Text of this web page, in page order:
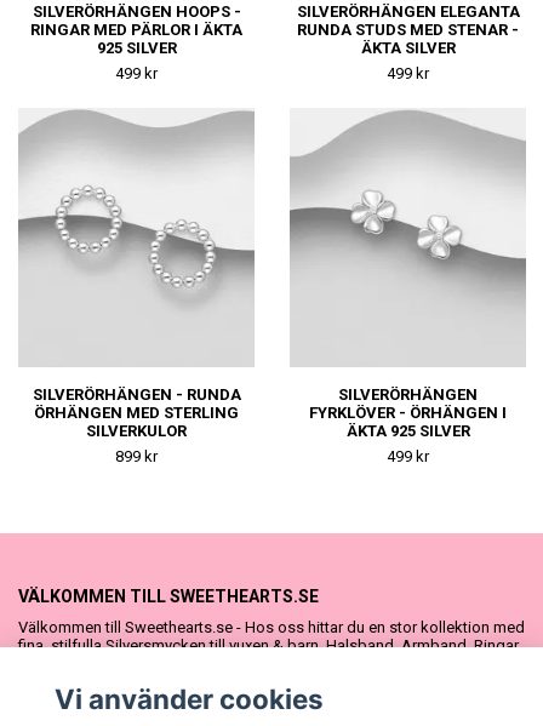
SILVERÖRHÄNGEN HOOPS -
RINGAR MED PÄRLOR I ÄKTA
925 SILVER
499 kr
SILVERÖRHÄNGEN ELEGANTA
RUNDA STUDS MED STENAR -
ÄKTA SILVER
499 kr
SILVERÖRHÄNGEN - RUNDA
ÖRHÄNGEN MED STERLING
SILVERKULOR
899 kr
SILVERÖRHÄNGEN
FYRKLÖVER - ÖRHÄNGEN I
ÄKTA 925 SILVER
499 kr
VÄLKOMMEN TILL SWEETHEARTS.SE
Välkommen till Sweethearts.se - Hos oss hittar du en stor kollektion med
fina, stilfulla Silversmycken till vuxen & barn. Halsband, Armband, Ringar
vår söta Sweethearts kolllektion med barnsmycken, tyllkjolar &
Vi använder cookies